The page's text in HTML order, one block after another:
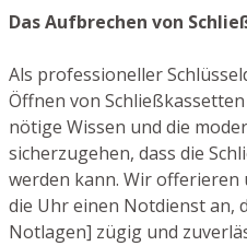
Das Aufbrechen von
Als professioneller
Öffnen von
nötige Wissen und die
sicherzugehen, dass die
werden kann. Wir offerieren
die Uhr einen Notdienst an,
Notlagen] zügig und